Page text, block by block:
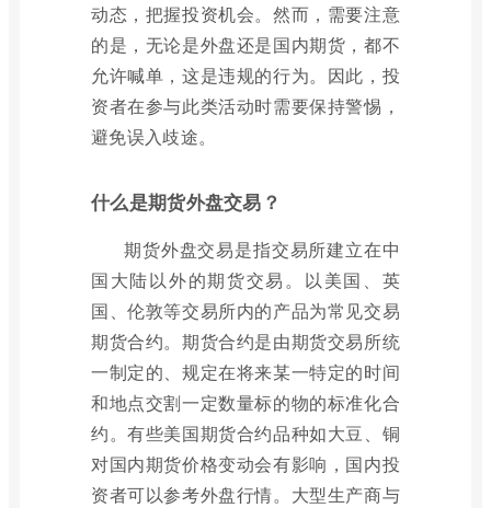
动态，把握投资机会。然而，需要注意
的是，无论是外盘还是国内期货，都不
允许喊单，这是违规的行为。因此，投
资者在参与此类活动时需要保持警惕，
避免误入歧途。
什么是期货外盘交易？
期货外盘交易是指交易所建立在中
国大陆以外的期货交易。以美国、英
国、伦敦等交易所内的产品为常见交易
期货合约。期货合约是由期货交易所统
一制定的、规定在将来某一特定的时间
和地点交割一定数量标的物的标准化合
约。有些美国期货合约品种如大豆、铜
对国内期货价格变动会有影响，国内投
资者可以参考外盘行情。大型生产商与